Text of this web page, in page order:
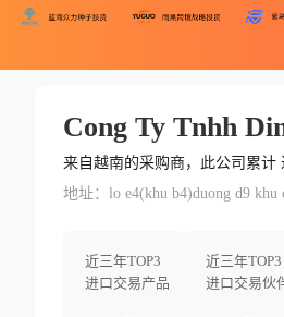
来自越南的采购商，此公司累计
地址：lo e4(khu b4)duong d9 khu
近三年TOP3
进口交易产品
近三年TOP3
进口交易伙